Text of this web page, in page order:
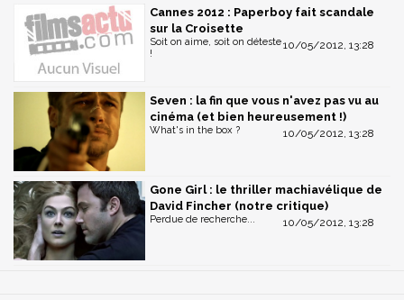
Cannes 2012 : Paperboy fait scandale
sur la Croisette
10/05/2012, 13:28
Soit on aime, soit on déteste
!
Seven : la fin que vous n'avez pas vu au
cinéma (et bien heureusement !)
10/05/2012, 13:28
What's in the box ?
Gone Girl : le thriller machiavélique de
David Fincher (notre critique)
10/05/2012, 13:28
Perdue de recherche...